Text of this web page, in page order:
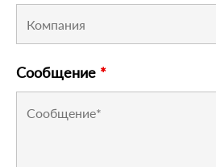
Сообщение *